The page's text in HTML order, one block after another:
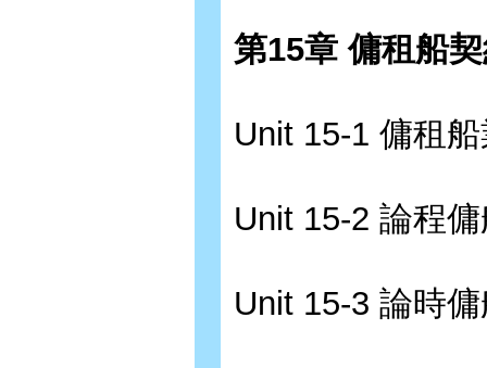
第15章 傭租船
Unit 15-1 傭租
Unit 15-2 論程
Unit 15-3 論時